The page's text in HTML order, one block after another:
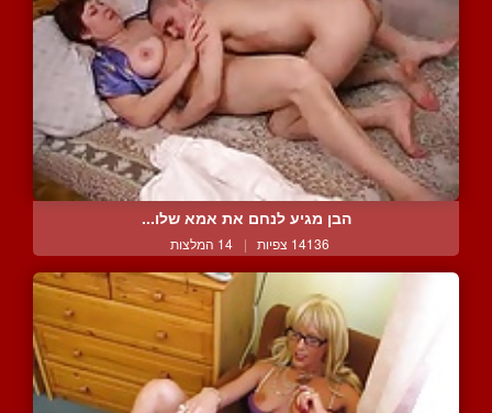
הבן מגיע לנחם את אמא שלו...
14136 צפיות | 14 המלצות